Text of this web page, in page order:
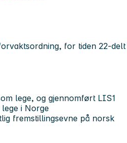
for tiden 22-delt
lege, og gjennomført LIS1
i Norge
fremstillingsevne på norsk